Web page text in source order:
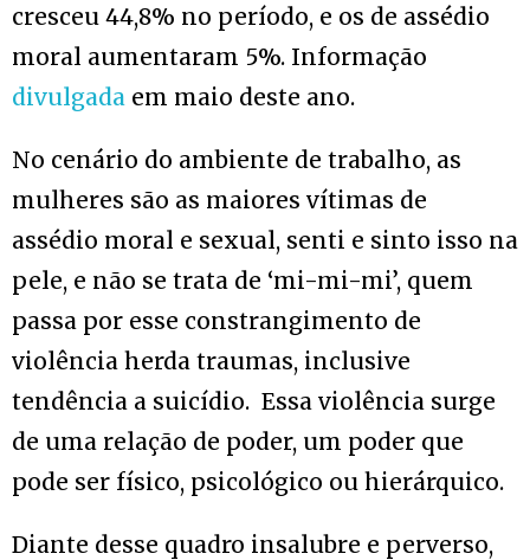
cresceu 44,8% no período, e os de assédio
moral aumentaram 5%. Informação
divulgada em maio deste ano.
No cenário do ambiente de trabalho, as
mulheres são as maiores vítimas de
assédio moral e sexual, senti e sinto isso na
pele, e não se trata de ‘mi-mi-mi’, quem
passa por esse constrangimento de
violência herda traumas, inclusive
tendência a suicídio. Essa violência surge
de uma relação de poder, um poder que
pode ser físico, psicológico ou hierárquico.
Diante desse quadro insalubre e perverso,